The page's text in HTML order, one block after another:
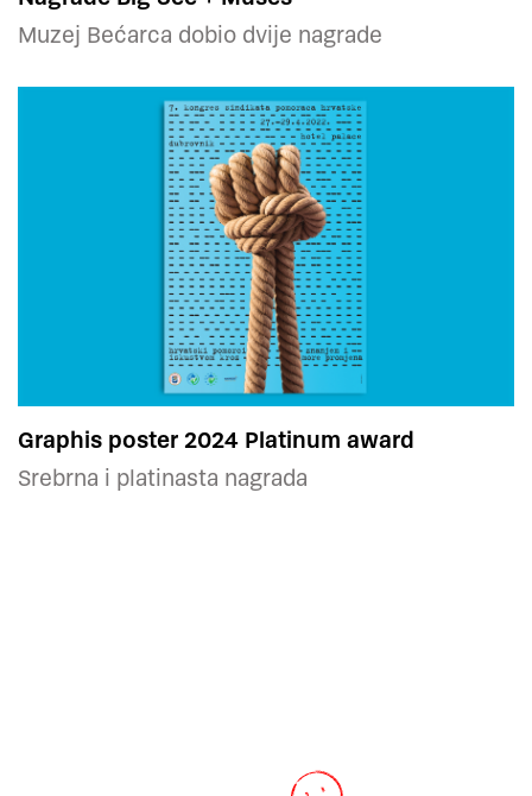
Muzej Bećarca dobio dvije nagrade
Graphis poster 2024 Platinum award
Srebrna i platinasta nagrada